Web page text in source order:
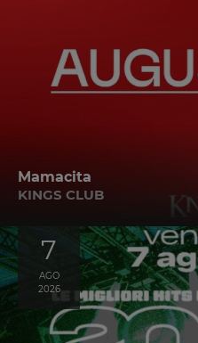
Mamacita
KINGS CLUB
7
AGO
2026